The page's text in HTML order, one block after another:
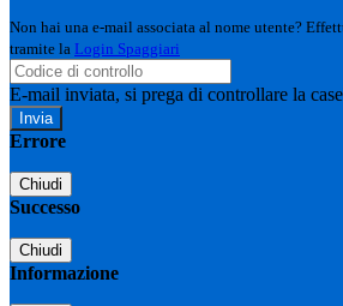
Non hai una e-mail associata al nome utente?
tramite la Login Spaggiari
E-mail inviata, si prega di controllare la
Errore
Chiudi
Successo
Chiudi
Informazione